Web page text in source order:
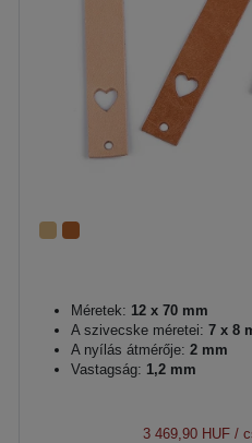
Méretek: 12 x 70 mm
A szivecske méretei: 7 x 8
A nyílás átmérője: 2 mm
Vastagság: 1,2 mm
3 469,90 HUF /